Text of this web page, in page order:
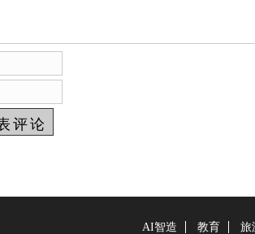
AI智造 教育 旅